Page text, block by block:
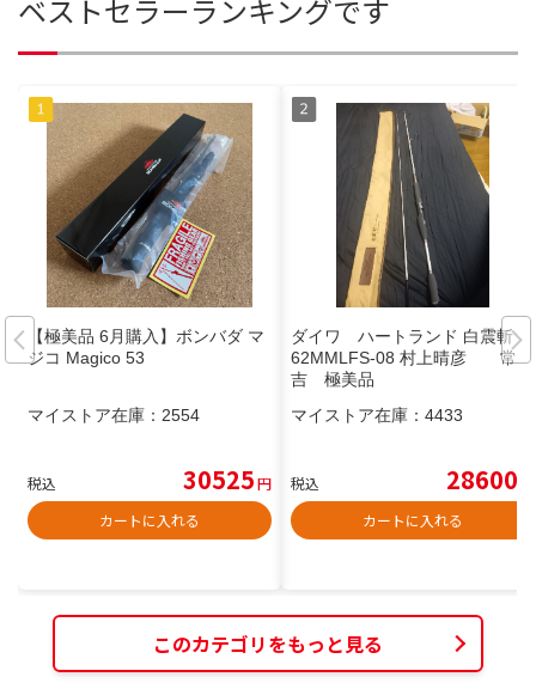
ベストセラーランキングです
【極美品 6月購入】ボンバダ マ
ジコ Magico 53
マイストア在庫： 2554
税込 30525円
カートに入れる
ダイワ ハートランド 白震斬 7
62MMLFS-08 村上晴彦 常
吉 極美品
マイストア在庫： 4433
税込 28600
カートに入れる
このカテゴリをもっと見る